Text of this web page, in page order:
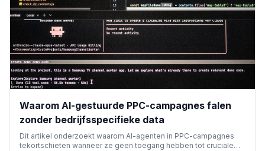
Waarom AI-gestuurde PPC-campagnes falen
zonder bedrijfsspecifieke data
Dit artikel onderzoekt waarom AI-agenten in PPC-campagnes
tekortschieten wanneer ze geen toegang hebben tot cruciale